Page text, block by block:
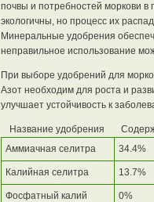
почвы и потребностей моркови
экологичны, но процесс их
Минеральные удобрения
неправильное использование
При выборе удобрений для
Азот необходим для роста и
улучшает устойчивость к
Название удобрения
Аммиачная селитра
34.4%
Калийная селитра 13.7%
Фосфатный калий 0%